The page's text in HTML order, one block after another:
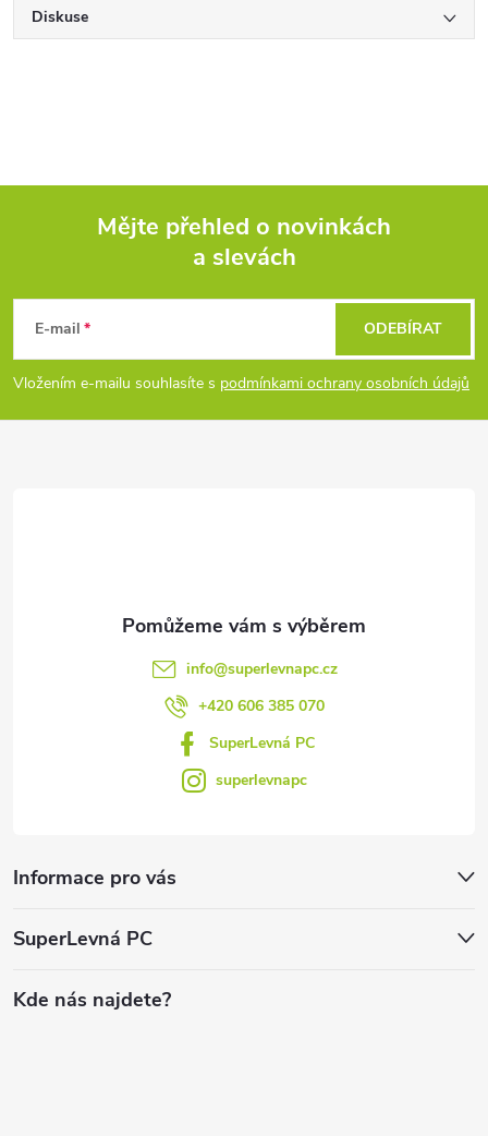
Diskuse
p
a
Mějte přehled o novinkách
a slevách
E-mail
Vložením e-mailu souhlasíte s podmínkami ochrany osobních údajů
ODEBÍRAT
info@superlevnapc.cz
+420 606 385 070
SuperLevná PC
superlevnapc
Informace pro vás
SuperLevná PC
Kde nás najdete?